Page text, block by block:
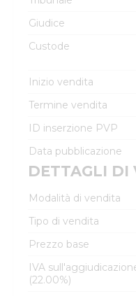
Giudice
Custode
Inizio vendita
Termine vendita
ID inserzione PVP
Data pubblicazione
DETTAGLI DI
Modalità di vendita
Tipo di vendita
Prezzo base
IVA
(22.00%)